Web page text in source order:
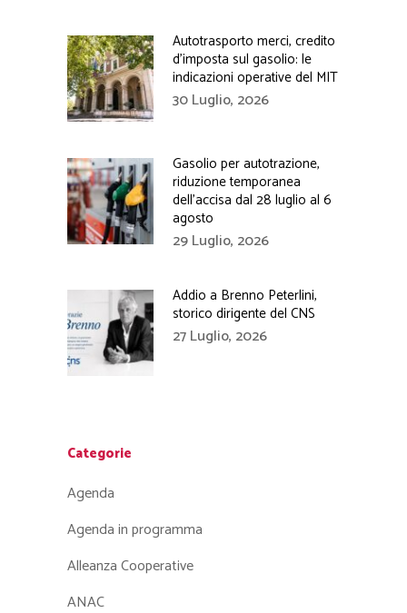
Autotrasporto merci, credito
d’imposta sul gasolio: le
indicazioni operative del MIT
30 Luglio, 2026
Gasolio per autotrazione,
riduzione temporanea
dell’accisa dal 28 luglio al 6
agosto
29 Luglio, 2026
Addio a Brenno Peterlini,
storico dirigente del CNS
27 Luglio, 2026
Categorie
Agenda
Agenda in programma
Alleanza Cooperative
ANAC